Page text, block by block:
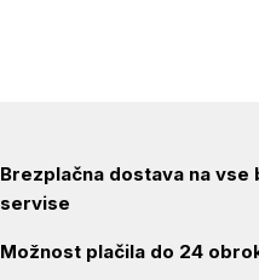
Brezplačna dostava na vse
servise
Možnost plačila do 24